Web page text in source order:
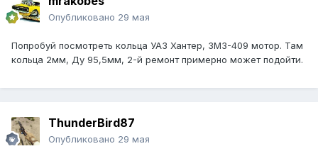
Опубликовано 29 мая
Попробуй посмотреть кольца УАЗ Хантер, ЗМЗ-409 мотор. Там
кольца 2мм, Ду 95,5мм, 2-й ремонт примерно может подойти.
ThunderBird87
Опубликовано 29 мая